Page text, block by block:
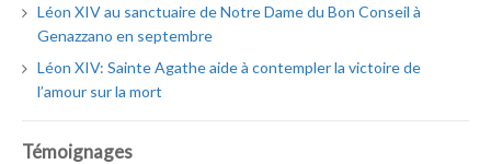
Léon XIV au sanctuaire de Notre Dame du Bon Conseil à
Genazzano en septembre
Léon XIV: Sainte Agathe aide à contempler la victoire de
l’amour sur la mort
Témoignages